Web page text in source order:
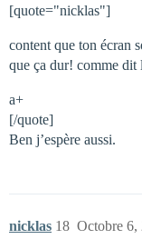
[quote="nicklas"]
content que ton écran
que ça dur! comme dit
a+
[/quote]
Ben j’espère aussi.
nicklas Octobre 6,
18